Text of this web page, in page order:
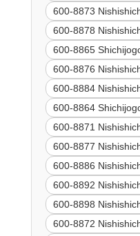
600-8873
600-8878
600-8865
600-8876
600-8884
600-8864
600-8871
600-8877
600-8886
600-8892
600-8898
600-8872